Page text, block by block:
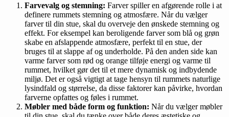
Farvevalg og stemning: Farver spiller en afgørende rolle i at
definere rummets stemning og atmosfære. Når du vælger
farver til din stue, skal du overveje den ønskede stemning og
effekt. For eksempel kan beroligende farver som blå og grøn
skabe en afslappende atmosfære, perfekt til en stue, der
bruges til at slappe af og underholde. På den anden side kan
varme farver som rød og orange tilføje energi og varme til
rummet, hvilket gør det til et mere dynamisk og indbydende
miljø. Det er også vigtigt at tage hensyn til rummets naturlige
lysindfald og størrelse, da disse faktorer kan påvirke, hvordan
farverne opfattes og føles i rummet.
Møbler med både form og funktion: Når du vælger møbler